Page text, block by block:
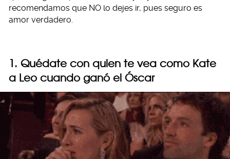
recomendamos que NO lo dejes ir, pues seguro es
amor verdadero.
1. Quédate con quien te vea como Kate
a Leo cuando ganó el Óscar